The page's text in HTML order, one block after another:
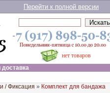
Перейти к полной версии
нет товаров
/ Фиксация » Комплект для бандажа